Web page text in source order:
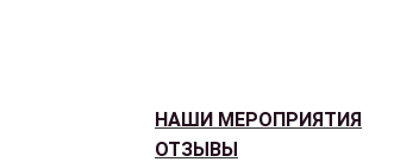
НАШИ МЕРОПРИЯТИЯ
ОТЗЫВЫ